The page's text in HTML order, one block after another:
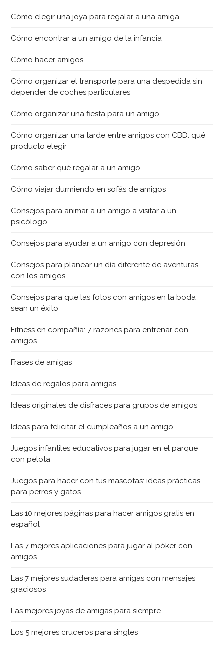
Cómo elegir una joya para regalar a una amiga
Cómo encontrar a un amigo de la infancia
Cómo hacer amigos
Cómo organizar el transporte para una despedida sin
depender de coches particulares
Cómo organizar una fiesta para un amigo
Cómo organizar una tarde entre amigos con CBD: qué
producto elegir
Cómo saber qué regalar a un amigo
Cómo viajar durmiendo en sofás de amigos
Consejos para animar a un amigo a visitar a un
psicólogo
Consejos para ayudar a un amigo con depresión
Consejos para planear un día diferente de aventuras
con los amigos
Consejos para que las fotos con amigos en la boda
sean un éxito
Fitness en compañía: 7 razones para entrenar con
amigos
Frases de amigas
Ideas de regalos para amigas
Ideas originales de disfraces para grupos de amigos
Ideas para felicitar el cumpleaños a un amigo
Juegos infantiles educativos para jugar en el parque
con pelota
Juegos para hacer con tus mascotas: ideas prácticas
para perros y gatos
Las 10 mejores páginas para hacer amigos gratis en
español
Las 7 mejores aplicaciones para jugar al póker con
amigos
Las 7 mejores sudaderas para amigas con mensajes
graciosos
Las mejores joyas de amigas para siempre
Los 5 mejores cruceros para singles